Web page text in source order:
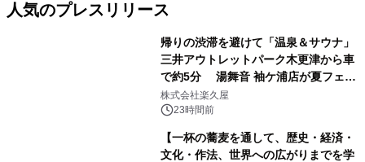
人気のプレスリリース
帰りの渋滞を避けて「温泉＆サウナ」
三井アウトレットパーク木更津から車
で約5分 湯舞音 袖ケ浦店が夏フェア
メニューを提供
株式会社楽久屋
23時間前
【一杯の蕎麦を通して、歴史・経済・
文化・作法、世界への広がりまでを学